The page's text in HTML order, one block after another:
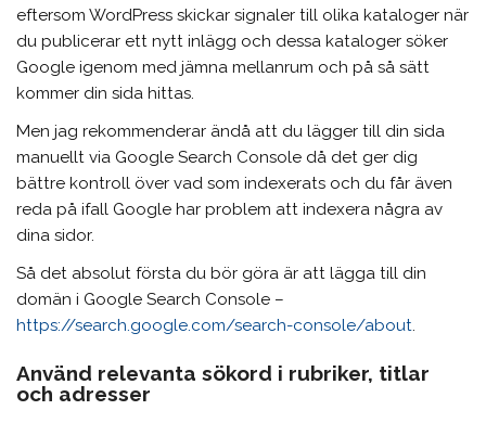
eftersom WordPress skickar signaler till olika kataloger när
du publicerar ett nytt inlägg och dessa kataloger söker
Google igenom med jämna mellanrum och på så sätt
kommer din sida hittas.
Men jag rekommenderar ändå att du lägger till din sida
manuellt via Google Search Console då det ger dig
bättre kontroll över vad som indexerats och du får även
reda på ifall Google har problem att indexera några av
dina sidor.
Så det absolut första du bör göra är att lägga till din
domän i Google Search Console –
https://search.google.com/search-console/about.
Använd relevanta sökord i rubriker, titlar
och adresser